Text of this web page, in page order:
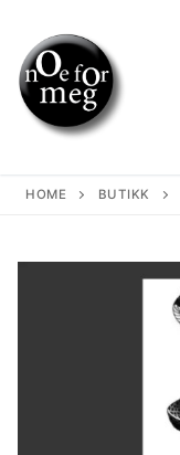
content
HOME BUTIKK